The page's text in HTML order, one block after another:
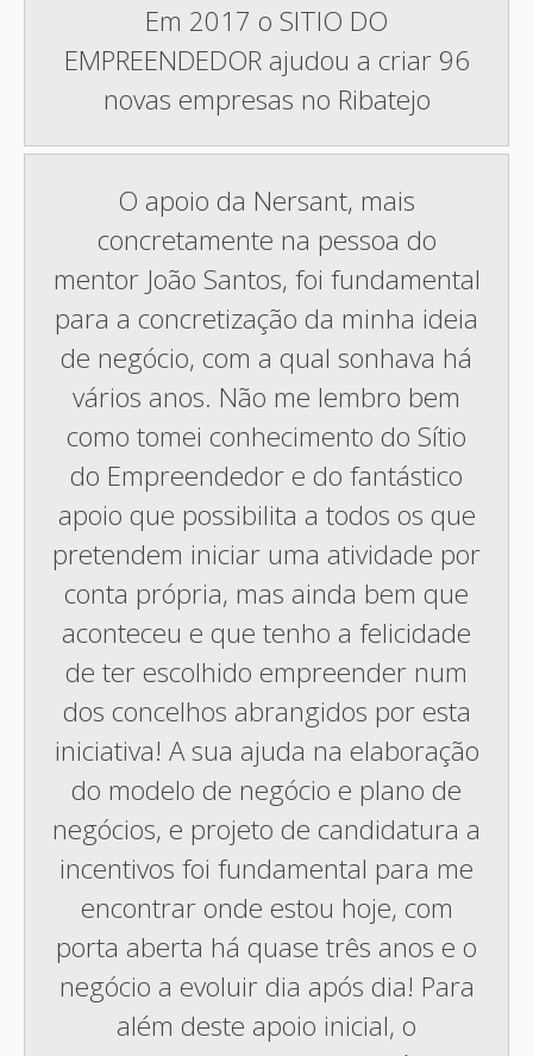
Em 2017 o SITIO DO
EMPREENDEDOR ajudou a criar 96
novas empresas no Ribatejo
O apoio da Nersant, mais
concretamente na pessoa do
mentor João Santos, foi fundamental
para a concretização da minha ideia
de negócio, com a qual sonhava há
vários anos. Não me lembro bem
como tomei conhecimento do Sítio
do Empreendedor e do fantástico
apoio que possibilita a todos os que
pretendem iniciar uma atividade por
conta própria, mas ainda bem que
aconteceu e que tenho a felicidade
de ter escolhido empreender num
dos concelhos abrangidos por esta
iniciativa! A sua ajuda na elaboração
do modelo de negócio e plano de
negócios, e projeto de candidatura a
incentivos foi fundamental para me
encontrar onde estou hoje, com
porta aberta há quase três anos e o
negócio a evoluir dia após dia! Para
além deste apoio inicial, o